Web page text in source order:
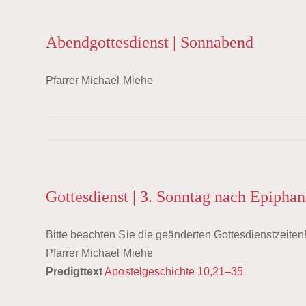
Abendgottesdienst | Sonnabend
Pfarrer Michael Miehe
Gottesdienst | 3. Sonntag nach
Bitte beachten Sie die geänderten Gottesdienstzeiten!
Pfarrer Michael Miehe
Predigttext Apostelgeschichte 10,21–35